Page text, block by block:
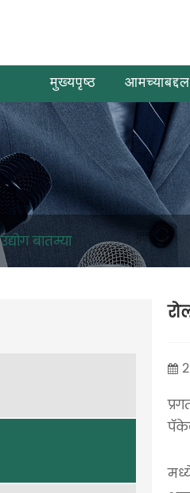
मुख्यपृष्ठ आमच्याबद्दल
उद्योग बातम्या